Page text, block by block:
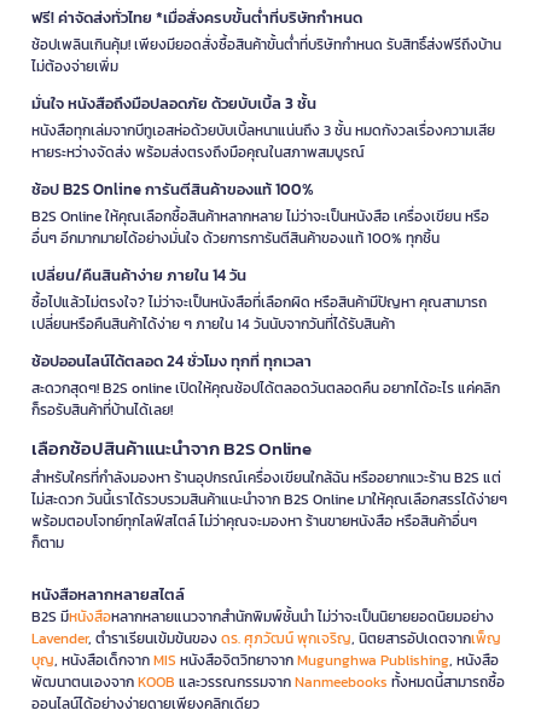
ฟรี! ค่าจัดส่งทั่วไทย *เมื่อสั่งครบขั้นต่ำที่บริษัทกำหนด
ช้อปเพลินเกินคุ้ม! เพียงมียอดสั่งซื้อสินค้าขั้นต่ำที่บริษัทกำหนด รับสิทธิ์ส่งฟรีถึงบ้าน
ไม่ต้องจ่ายเพิ่ม
มั่นใจ หนังสือถึงมือปลอดภัย ด้วยบับเบิ้ล 3 ชั้น
หนังสือทุกเล่มจากบีทูเอสห่อด้วยบับเบิ้ลหนาแน่นถึง 3 ชั้น หมดกังวลเรื่องความเสีย
หายระหว่างจัดส่ง พร้อมส่งตรงถึงมือคุณในสภาพสมบูรณ์
ช้อป B2S Online การันตีสินค้าของแท้ 100%
B2S Online ให้คุณเลือกซื้อสินค้าหลากหลาย ไม่ว่าจะเป็นหนังสือ เครื่องเขียน หรือ
อื่นๆ อีกมากมายได้อย่างมั่นใจ ด้วยการการันตีสินค้าของแท้ 100% ทุกชิ้น
เปลี่ยน/คืนสินค้าง่าย ภายใน 14 วัน
ซื้อไปแล้วไม่ตรงใจ? ไม่ว่าจะเป็นหนังสือที่เลือกผิด หรือสินค้ามีปัญหา คุณสามารถ
เปลี่ยนหรือคืนสินค้าได้ง่าย ๆ ภายใน 14 วันนับจากวันที่ได้รับสินค้า
ช้อปออนไลน์ได้ตลอด 24 ชั่วโมง ทุกที่ ทุกเวลา
สะดวกสุดๆ! B2S online เปิดให้คุณช้อปได้ตลอดวันตลอดคืน อยากได้อะไร แค่คลิก
ก็รอรับสินค้าที่บ้านได้เลย!
เลือกช้อปสินค้าแนะนำจาก B2S Online
สำหรับใครที่กำลังมองหา ร้านอุปกรณ์เครื่องเขียนใกล้ฉัน หรืออยากแวะร้าน B2S แต่
ไม่สะดวก วันนี้เราได้รวบรวมสินค้าแนะนำจาก B2S Online มาให้คุณเลือกสรรได้ง่ายๆ
พร้อมตอบโจทย์ทุกไลฟ์สไตล์ ไม่ว่าคุณจะมองหา ร้านขายหนังสือ หรือสินค้าอื่นๆ
ก็ตาม
หนังสือหลากหลายสไตล์
B2S มีหนังสือหลากหลายแนวจากสำนักพิมพ์ชั้นนำ ไม่ว่าจะเป็นนิยายยอดนิยมอย่าง
Lavender, ตำราเรียนเข้มข้นของดร. ศุภวัฒน์ พุกเจริญ, นิตยสารอัปเดตจากเพ็ญ
บุญ, หนังสือเด็กจากMIS หนังสือจิตวิทยาจากMugunghwa Publishing, หนังสือ
พัฒนาตนเองจากKOOB และวรรณกรรมจากNanmeebooks ทั้งหมดนี้สามารถซื้อ
ออนไลน์ได้อย่างง่ายดายเพียงคลิกเดียว